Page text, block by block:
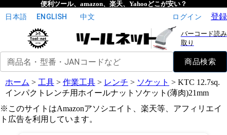
便利ツール、amazon、楽天、Yahooどこが安い？
日本語 ENGLISH 中文 ログイン 登録
バーコード読み
取り
商品名・型番・JANコードなど 商品検索
ホーム > 工具 > 作業工具 > レンチ > ソケット > KTC 12.7sq.
インパクトレンチ用ホイールナットソケット(薄肉)21mm
※このサイトはAmazonアソシエイト、楽天等、アフィリエイ
ト広告を利用しています。